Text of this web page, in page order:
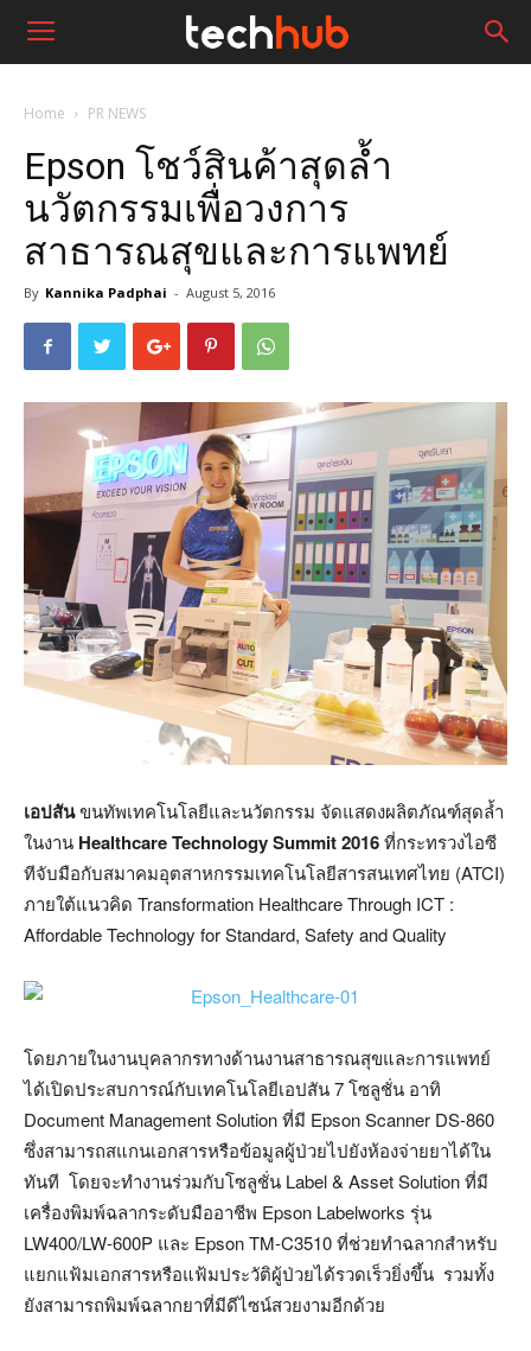
Home PR NEWS
Epson โชว์สินค้าสุดล้ำ
นวัตกรรมเพื่อวงการ
สาธารณสุขและการแพทย์
By Kannika Padphai - August 5, 2016
เอปสันขนทัพเทคโนโลยีและนวัตกรรม จัดแสดงผลิตภัณฑ์สุดล้ำ
ในงาน Healthcare Technology Summit 2016ที่กระทรวงไอซี
ทีจับมือกับสมาคมอุตสาหกรรมเทคโนโลยีสารสนเทศไทย (ATCI)
ภายใต้แนวคิด Transformation Healthcare Through ICT :
Affordable Technology for Standard, Safety and Quality
โดยภายในงานบุคลากรทางด้านงานสาธารณสุขและการแพทย์
ได้เปิดประสบการณ์กับเทคโนโลยีเอปสัน 7 โซลูชั่น อาทิ
Document Management Solution ที่มี Epson Scanner DS-860
ซึ่งสามารถสแกนเอกสารหรือข้อมูลผู้ป่วยไปยังห้องจ่ายยาได้ใน
ทันที โดยจะทำงานร่วมกับโซลูชั่น Label & Asset Solution ที่มี
เครื่องพิมพ์ฉลากระดับมืออาชีพ Epson Labelworks รุ่น
LW400/LW-600P และ Epson TM-C3510 ที่ช่วยทำฉลากสำหรับ
แยกแฟ้มเอกสารหรือแฟ้มประวัติผู้ป่วยได้รวดเร็วยิ่งขึ้น รวมทั้ง
ยังสามารถพิมพ์ฉลากยาที่มีดีไซน์สวยงามอีกด้วย